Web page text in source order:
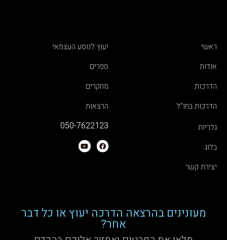
ראשי
אודות
הדרכות
הדרכות בחו"ל
יעוץ לנוסע העצמאי
ספרים
מחקרים
הרצאות
גלריות
בלוג
יצירת קשר
050-7622123
מעונינים בהרצאה הדרכה יעוץ או כל דבר
אחר?